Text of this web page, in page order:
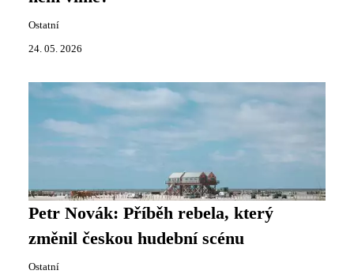
Ostatní
24. 05. 2026
Petr Novák: Příběh rebela, který
změnil českou hudební scénu
Ostatní